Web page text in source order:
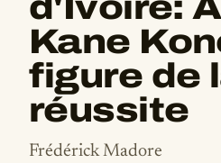
Kane
figure de
réussite
Frédérick Madore